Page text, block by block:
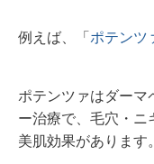
例えば、「 ポテンツ
ポテンツァはダーマ
ー治療で、毛穴・ニ
美肌効果があります。